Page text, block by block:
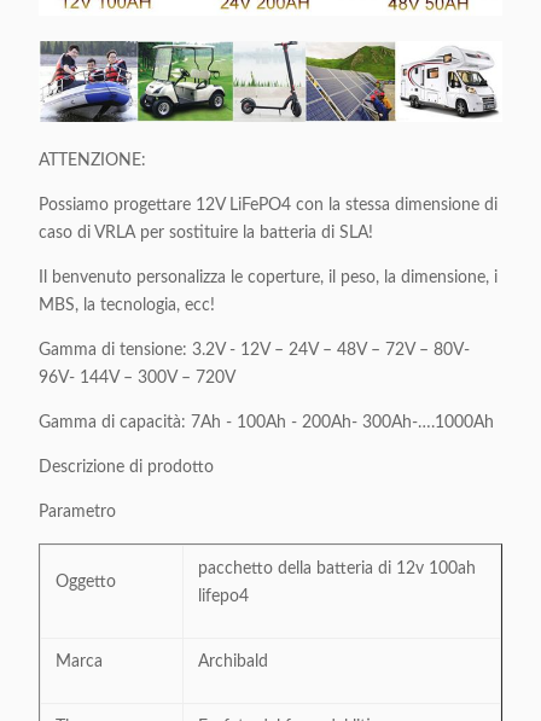
ATTENZIONE:
Possiamo progettare 12V LiFePO4 con la stessa dimensione di
caso di VRLA per sostituire la batteria di SLA!
Il benvenuto personalizza le coperture, il peso, la dimensione, i
MBS, la tecnologia, ecc!
Gamma di tensione: 3.2V - 12V – 24V – 48V – 72V – 80V-
96V- 144V – 300V – 720V
Gamma di capacità: 7Ah - 100Ah - 200Ah- 300Ah-….1000Ah
Descrizione di prodotto
Parametro
Oggetto
pacchetto della batteria di 12v 100ah
lifepo4
Marca Archibald